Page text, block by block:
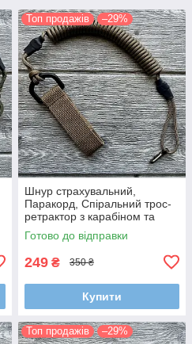
Топ продажів –29%
Шнур страхувальний,
Паракорд, Спіральний трос-
ретрактор з карабіном та
кріпленням на пояс (Довжина
35-100 см)
Готово до відправки
249 ₴ 350 ₴
Купити
Топ продажів –29%